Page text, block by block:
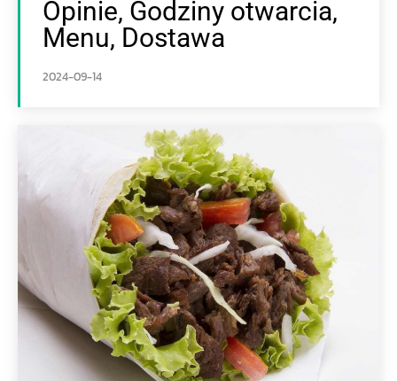
Opinie, Godziny otwarcia,
Menu, Dostawa
2024-09-14